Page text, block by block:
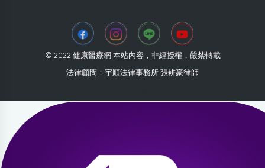
© 2022 健康醫療網 本站內容，非經授權，嚴禁轉載
法律顧問：宇順法律事務所 張耕豪律師